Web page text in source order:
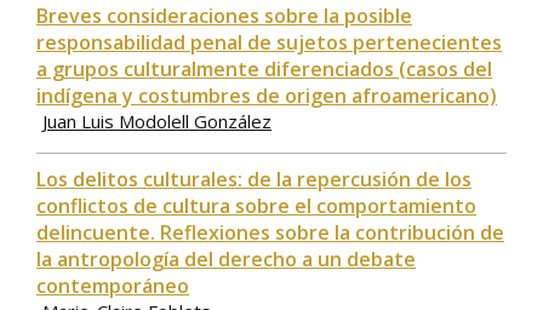
Breves consideraciones sobre la posible
responsabilidad penal de sujetos pertenecientes
a grupos culturalmente diferenciados (casos del
indígena y costumbres de origen afroamericano)
Juan Luis Modolell González
Los delitos culturales: de la repercusión de los
conflictos de cultura sobre el comportamiento
delincuente. Reflexiones sobre la contribución de
la antropología del derecho a un debate
contemporáneo